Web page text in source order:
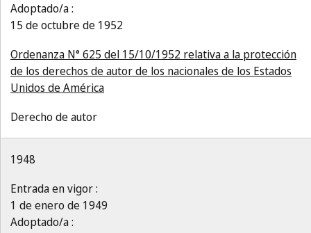
Adoptado/a :
15 de octubre de 1952
Ordenanza N° 625 del 15/10/1952 relativa a la protección
de los derechos de autor de los nacionales de los Estados
Unidos de América
Derecho de autor
1948
Entrada en vigor :
1 de enero de 1949
Adoptado/a :